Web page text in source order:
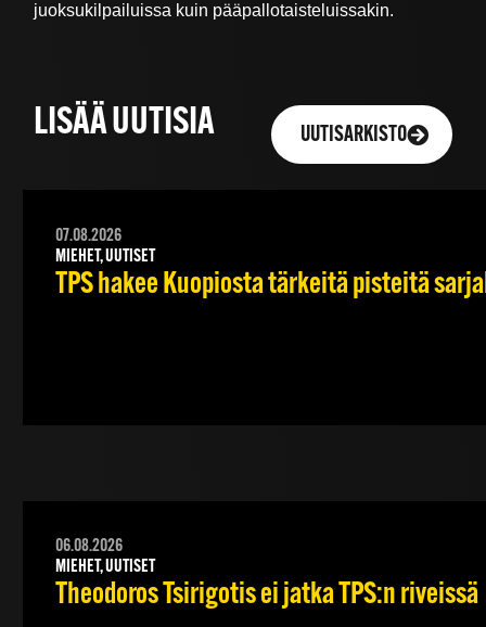
juoksukilpailuissa kuin pääpallotaisteluissakin.
LISÄÄ UUTISIA UUTISARKISTO
07.08.2026
MIEHET, UUTISET
TPS hakee Kuopiosta tärkeitä pisteitä
06.08.2026
MIEHET, UUTISET
Theodoros Tsirigotis ei jatka TPS:n riveissä